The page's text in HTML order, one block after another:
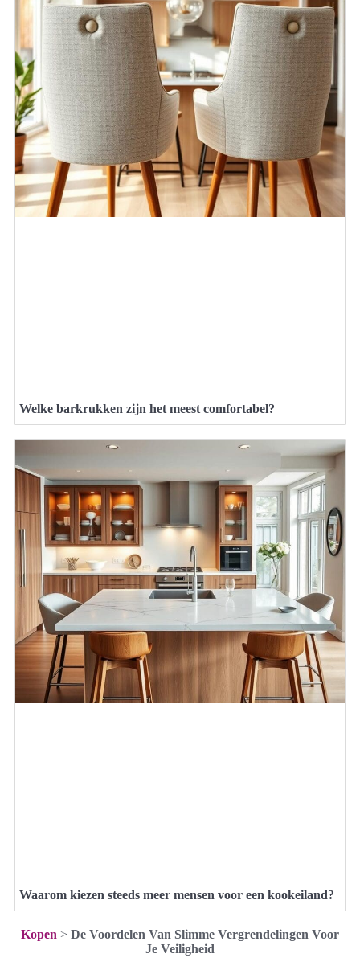
Welke barkrukken zijn het meest comfortabel?
Waarom kiezen steeds meer mensen voor een kookeiland?
Kopen > De Voordelen Van Slimme Vergrendelingen Voor
Je Veiligheid